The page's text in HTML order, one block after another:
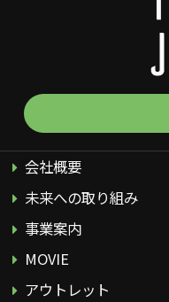
会社概要
未来への取り組み
事業案内
MOVIE
アウトレット